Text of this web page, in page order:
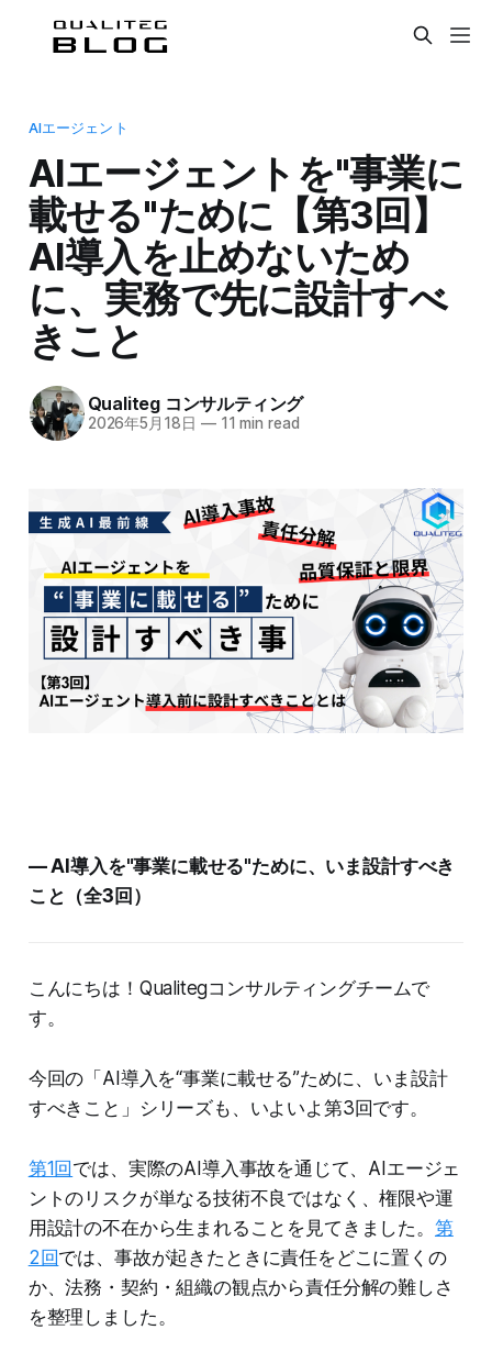
AIエージェント
AIエージェントを"事業に
載せる"ために【第3回】
AI導入を止めないため
に、実務で先に設計すべ
きこと
Qualiteg コンサルティング
2026年5月18日 —11 min read
— AI導入を"事業に載せる"ために、いま設計すべき
こと（全3回）
こんにちは！Qualitegコンサルティングチームで
す。
今回の「AI導入を“事業に載せる”ために、いま設計
すべきこと」シリーズも、いよいよ第3回です。
第1回 では、実際のAI導入事故を通じて、AIエージェ
ントのリスクが単なる技術不良ではなく、権限や運
用設計の不在から生まれることを見てきました。 第
2回では、事故が起きたときに責任をどこに置くの
か、法務・契約・組織の観点から責任分解の難しさ
を整理しました。